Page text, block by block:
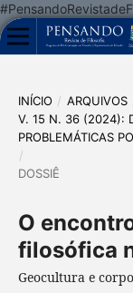
INÍCIO / ARQUIVOS
V. 15 N. 36 (2024):
PROBLEMÁTICAS
/
DOSSIÊ
O
filosófica
Geocultura e